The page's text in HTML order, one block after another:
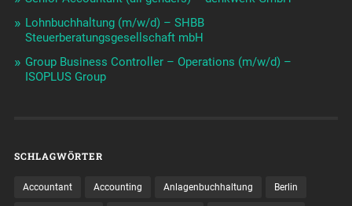
Lohnbuchhaltung (m/w/d) – SHBB
Steuerberatungsgesellschaft mbH
Group Business Controller – Operations (m/w/d) –
ISOPLUS Group
SCHLAGWÖRTER
Accountant Accounting Anlagenbuchhaltung Berlin